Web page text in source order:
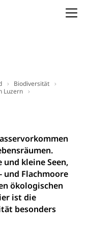
Biodiversität
Luzern
und kleine Seen,
und Flachmoore
ökologischen
ist die
besonders
Erwachsene
(verkürzte
Lehrvertrag,
und
Arbeitsmarkt,
–
Bildung
II,